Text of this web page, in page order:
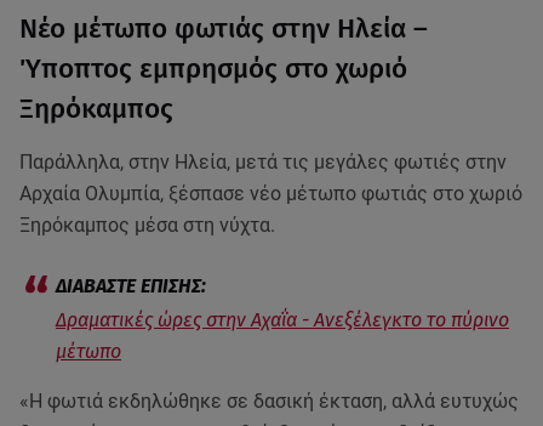
Νέο μέτωπο φωτιάς στην Ηλεία –
Ύποπτος εμπρησμός στο χωριό
Ξηρόκαμπος
Παράλληλα, στην Ηλεία, μετά τις μεγάλες φωτιές στην
Αρχαία Ολυμπία, ξέσπασε νέο μέτωπο φωτιάς στο χωριό
Ξηρόκαμπος μέσα στη νύχτα.
Δραματικές ώρες στην Αχαΐα - Ανεξέλεγκτο το πύρινο
μέτωπο
«Η φωτιά εκδηλώθηκε σε δασική έκταση, αλλά ευτυχώς